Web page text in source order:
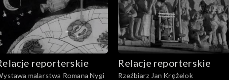
reporterskie
malarstwa Romana Nygi
Relacje reporterskie
Rzeźbiarz Jan Krężelok